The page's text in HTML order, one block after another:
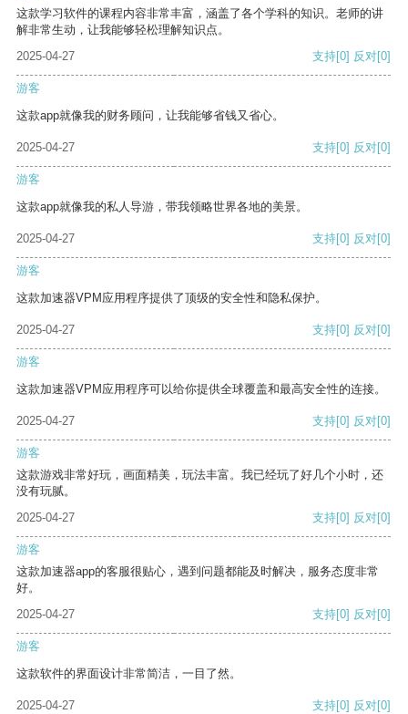
这款学习软件的课程内容非常丰富，涵盖了各个学科的知识。老师的讲
解非常生动，让我能够轻松理解知识点。
2025-04-27
支持[0] 反对[0]
游客
这款app就像我的财务顾问，让我能够省钱又省心。
2025-04-27 支持[0] 反对[0]
游客
这款app就像我的私人导游，带我领略世界各地的美景。
2025-04-27 支持[0] 反对[0]
游客
这款加速器VPM应用程序提供了顶级的安全性和隐私保护。
2025-04-27 支持[0] 反对[0]
游客
这款加速器VPM应用程序可以给你提供全球覆盖和最高安全性的连接。
2025-04-27 支持[0] 反对[0]
游客
这款游戏非常好玩，画面精美，玩法丰富。我已经玩了好几个小时，还
没有玩腻。
2025-04-27
支持[0] 反对[0]
游客
这款加速器app的客服很贴心，遇到问题都能及时解决，服务态度非常
好。
2025-04-27
支持[0] 反对[0]
游客
这款软件的界面设计非常简洁，一目了然。
2025-04-27 支持[0] 反对[0]